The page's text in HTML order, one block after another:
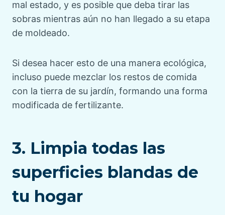
mal estado, y es posible que deba tirar las
sobras mientras aún no han llegado a su etapa
de moldeado.
Si desea hacer esto de una manera ecológica,
incluso puede mezclar los restos de comida
con la tierra de su jardín, formando una forma
modificada de fertilizante.
3. Limpia todas las
superficies blandas de
tu hogar